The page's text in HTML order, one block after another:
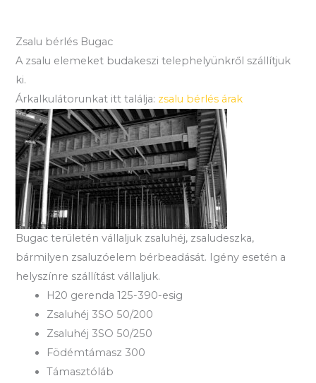
Zsalu bérlés Bugac
A zsalu elemeket budakeszi telephelyünkről szállítjuk
ki.
Árkalkulátorunkat itt találja: zsalu bérlés árak
Bugac területén vállaljuk zsaluhéj, zsaludeszka,
bármilyen zsaluzóelem bérbeadását. Igény esetén a
helyszínre szállítást vállaljuk.
H20 gerenda 125-390-esig
Zsaluhéj 3SO 50/200
Zsaluhéj 3SO 50/250
Födémtámasz 300
Támasztóláb